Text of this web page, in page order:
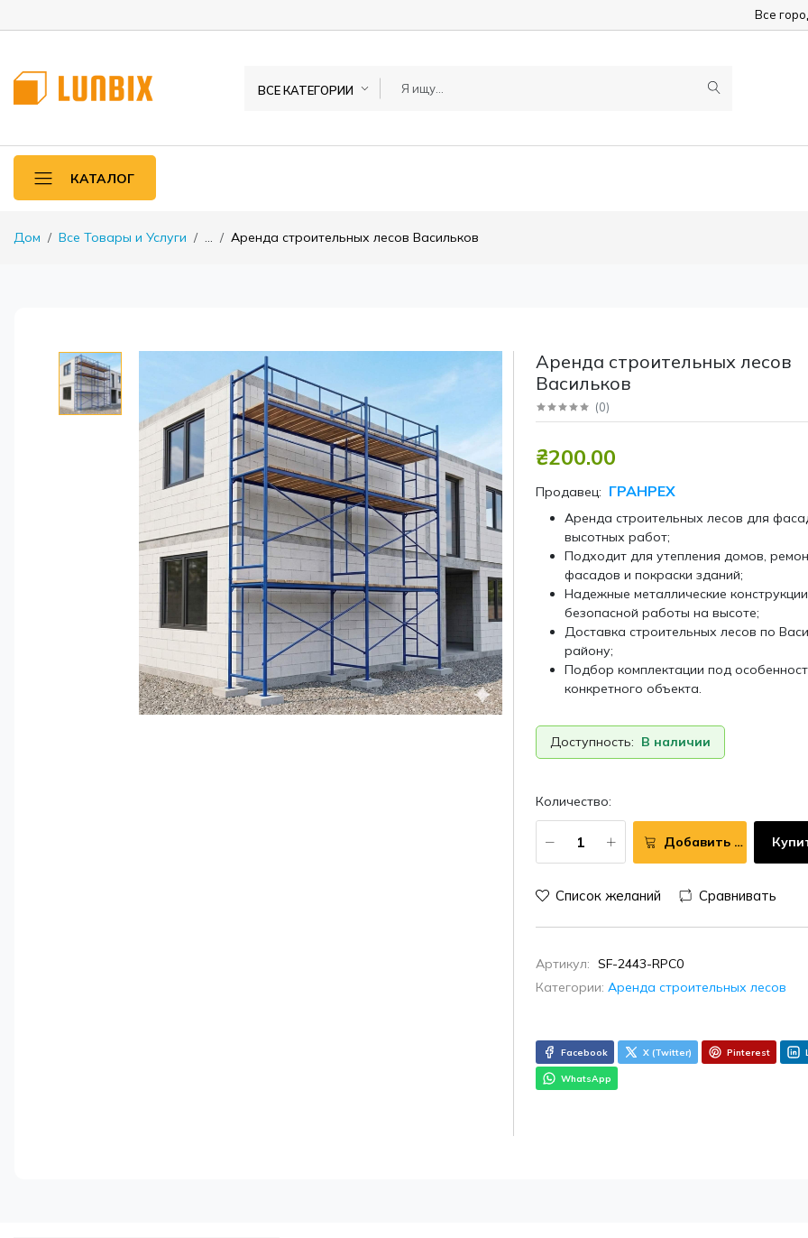
Все
ВСЕ КАТЕГОРИИ
КАТАЛОГ
Дом Все Товары и Услуги ... Аренда строительных лесов Васильков
Аренда строительных лесов
Васильков
(0)
₴200.00
Продавец: ГРАНРЕХ
Аренда строительных лесов для
высотных работ;
Подходит для утепления домов,
фасадов и покраски зданий;
Надежные металлические
безопасной работы на высоте;
Доставка строительных лесов по
району;
Подбор комплектации под
конкретного объекта.
Доступность: В наличии
Количество:
Добавить в корзину
Список желаний Сравнивать
Артикул: SF-2443-RPC0
Категории: Аренда строительных лесов
Facebook X (Twitter) Pinterest
WhatsApp